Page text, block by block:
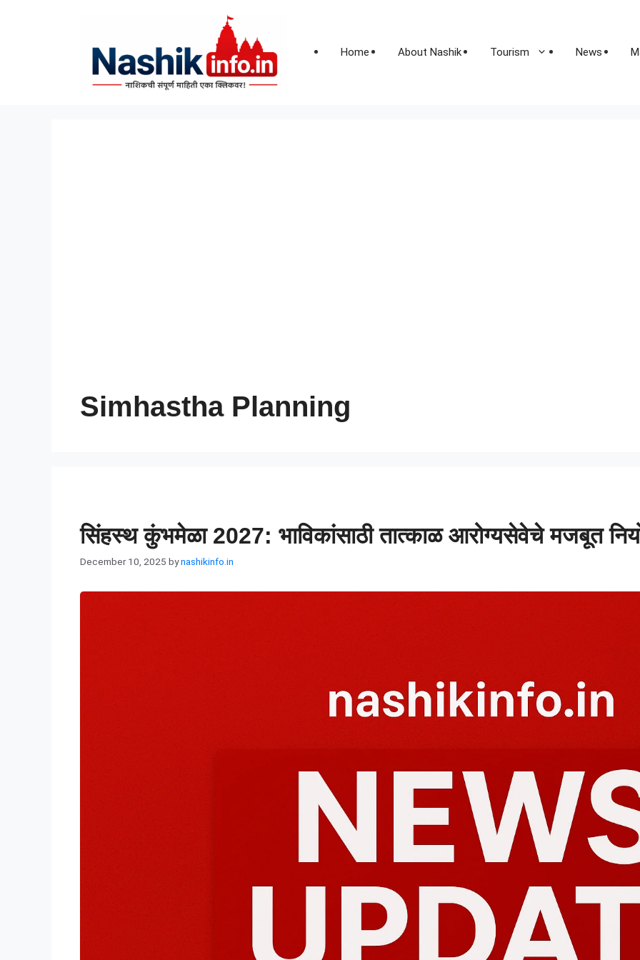
Home About Nashik Tourism News
Simhastha Planning
सिंहस्थ कुंभमेळा 2027: भाविकांसाठी तात्काळ आरोग्यसेवेचे मजबूत
December 10, 2025 bynashikinfo.in